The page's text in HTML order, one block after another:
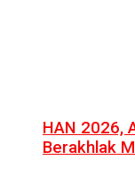
HAN 2026,
Berakhlak